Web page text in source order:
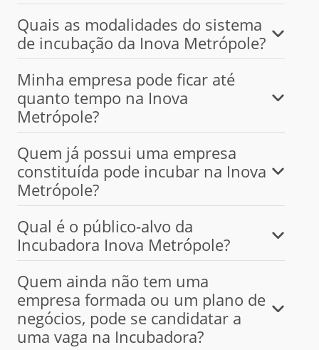
Quais as modalidades do sistema
de incubação da Inova Metrópole?
Minha empresa pode ficar até
quanto tempo na Inova
Metrópole?
Quem já possui uma empresa
constituída pode incubar na Inova
Metrópole?
Qual é o público-alvo da
Incubadora Inova Metrópole?
Quem ainda não tem uma
empresa formada ou um plano de
negócios, pode se candidatar a
uma vaga na Incubadora?